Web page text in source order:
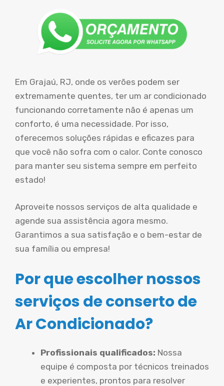
Em Grajaú, RJ, onde os verões podem ser
extremamente quentes, ter um ar condicionado
funcionando corretamente não é apenas um
conforto, é uma necessidade. Por isso,
oferecemos soluções rápidas e eficazes para
que você não sofra com o calor. Conte conosco
para manter seu sistema sempre em perfeito
estado!
Aproveite nossos serviços de alta qualidade e
agende sua assistência agora mesmo.
Garantimos a sua satisfação e o bem-estar de
sua família ou empresa!
Por que escolher nossos
serviços de conserto de
Ar Condicionado?
Profissionais qualificados: Nossa
equipe é composta por técnicos treinados
e experientes, prontos para resolver